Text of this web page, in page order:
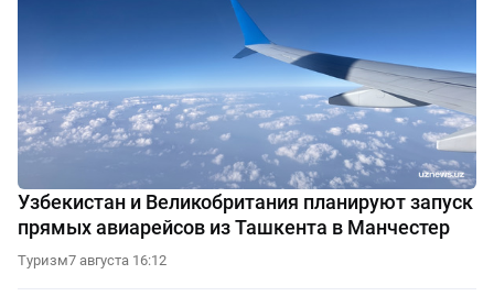
Узбекистан и Великобритания планируют запуск
прямых авиарейсов из Ташкента в Манчестер
Туризм7 августа 16:12